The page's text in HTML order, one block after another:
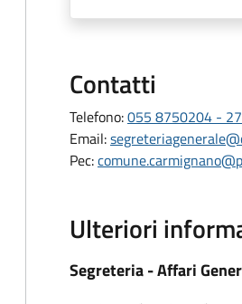
Contatti
Telefono:055 8750204 -
Email:
Pec:
Ulteriori
Segreteria - Affari